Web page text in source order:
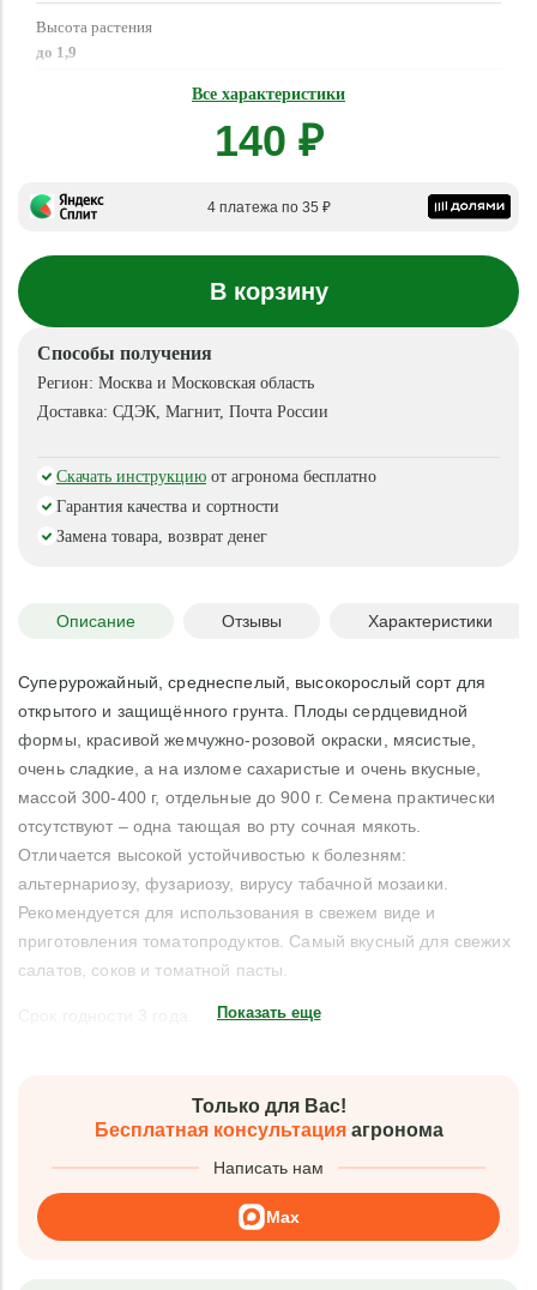
Высота растения
до 1,9
Все характеристики
140 ₽
4 платежа по 35 ₽
В корзину
Способы получения
Регион: Москва и Московская область
Доставка: СДЭК, Магнит, Почта России
Скачать инструкцию от агронома бесплатно
Гарантия качества и сортности
Замена товара, возврат денег
Описание Отзывы Характеристики
Суперурожайный, среднеспелый, высокорослый сорт для
открытого и защищённого грунта. Плоды сердцевидной
формы, красивой жемчужно-розовой окраски, мясистые,
очень сладкие, а на изломе сахаристые и очень вкусные,
массой 300-400 г, отдельные до 900 г. Семена практически
отсутствуют – одна тающая во рту сочная мякоть.
Отличается высокой устойчивостью к болезням:
альтернариозу, фузариозу, вирусу табачной мозаики.
Рекомендуется для использования в свежем виде и
приготовления томатопродуктов. Самый вкусный для свежих
салатов, соков и томатной пасты.
Показать еще
Только для Вас!
Бесплатная консультацияагронома
Написать нам
Max